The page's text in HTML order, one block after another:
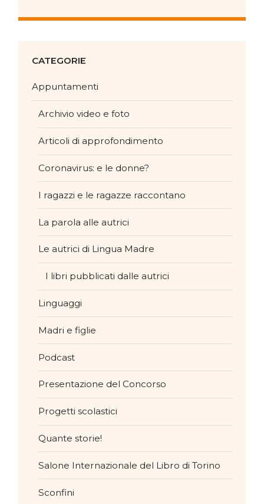
CATEGORIE
Appuntamenti
Archivio video e foto
Articoli di approfondimento
Coronavirus: e le donne?
I ragazzi e le ragazze raccontano
La parola alle autrici
Le autrici di Lingua Madre
I libri pubblicati dalle autrici
Linguaggi
Madri e figlie
Podcast
Presentazione del Concorso
Progetti scolastici
Quante storie!
Salone Internazionale del Libro di Torino
Sconfini